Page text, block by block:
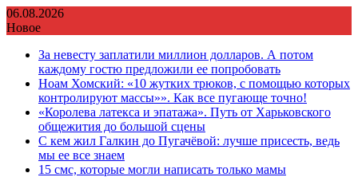
Перейти
к
06.08.2026
Новое
За невесту заплатили миллион долларов. А потом
каждому гостю предложили ее попробовать
Ноам Хомский: «10 жутких трюков, с помощью которых
контролируют массы»». Как все пугающе точно!
«Королева латекса и эпатажа». Путь от Харьковского
общежития до большой сцены
С кем жил Галкин до Пугачёвой: лучше присесть, ведь
мы ее все знаем
15 смс, которые могли написать только мамы